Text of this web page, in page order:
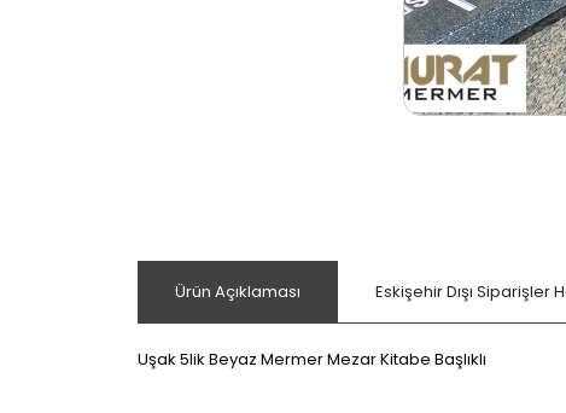
Ürün Açıklaması Eskişehir Dışı Siparişler
Uşak 5lik Beyaz Mermer Mezar Kitabe Başlıklı